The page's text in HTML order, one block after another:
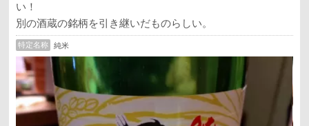
い！
別の酒蔵の銘柄を引き継いだものらしい。
特定名称 純米